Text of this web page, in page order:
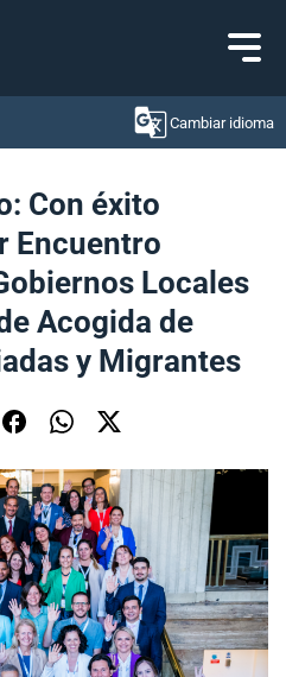
contenido
Cambiar idioma
Económicas
Con éxito
Encuentro
Locales
Acogida de
y Migrantes